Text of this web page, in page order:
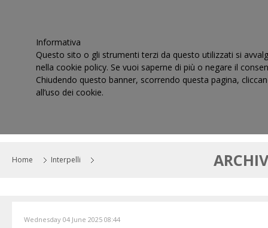
Home Interpelli
Wednesday 04 June 2025 08:44
Informativa
Questo sito o gli strumenti terzi da questo utilizzati si
nella cookie policy. Se vuoi saperne di più o negare il
Chiudendo questo banner, scorrendo questa pagina,
all’uso dei cookie.